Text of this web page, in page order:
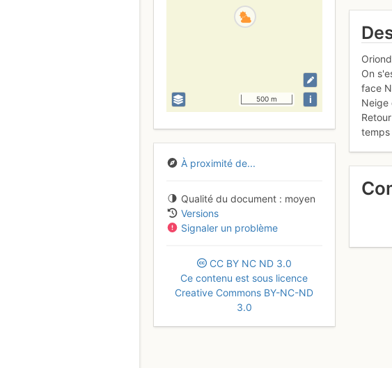
500 m i
À proximité de...
Qualité du document
moyen
Versions
Signaler un problème
CC BY NC ND 3.0
Ce contenu est sous licence
Creative Commons BY-NC-ND
3.0
On
face
Neige